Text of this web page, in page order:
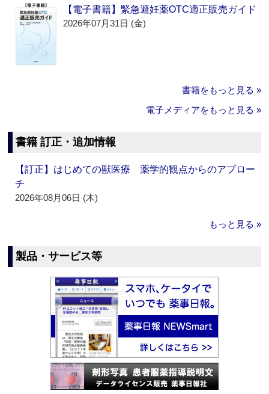
【電子書籍】緊急避妊薬OTC適正販売ガイド
2026年07月31日 (金)
書籍をもっと見る »
電子メディアをもっと見る »
書籍 訂正・追加情報
【訂正】はじめての獣医療 薬学的観点からのアプロー
チ
2026年08月06日 (木)
もっと見る »
製品・サービス等